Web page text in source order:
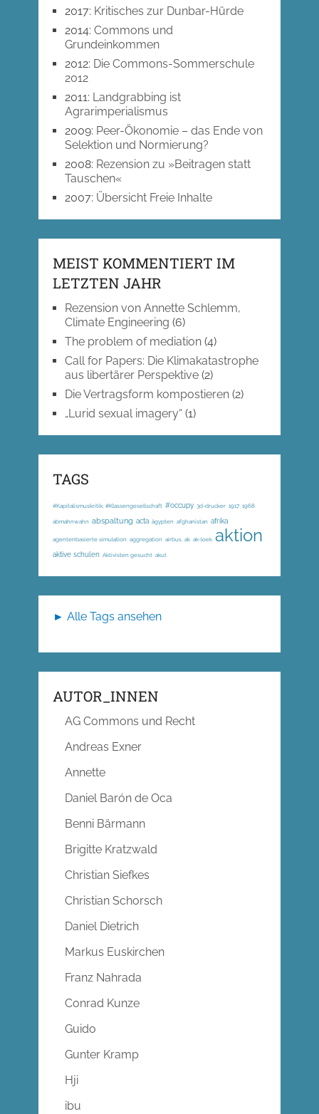
2017: Kritisches zur Dunbar-Hürde
2014: Commons und
Grundeinkommen
2012: Die Commons-Sommerschule
2012
2011: Landgrabbing ist
Agrarimperialismus
2009: Peer-Ökonomie – das Ende von
Selektion und Normierung?
2008: Rezension zu »Beitragen statt
Tauschen«
2007: Übersicht Freie Inhalte
MEIST KOMMENTIERT IM
LETZTEN JAHR
Rezension von Annette Schlemm,
Climate Engineering (6)
The problem of mediation(4)
Call for Papers: Die Klimakatastrophe
aus libertärer Perspektive(2)
Die Vertragsform kompostieren(2)
„Lurid sexual imagery“ (1)
TAGS
#Kapitalismuskritik; #Klassengesellschaft #occupy 3d-drucker 1917 1968
abmahnwahn abspaltung acta ägypten afghanistan afrika
agentenbasierte simulation aggregation airbus ak ak-loek aktion
aktive schulen Aktivisten gesucht akut
► Alle Tags ansehen
AUTOR_INNEN
AG Commons und Recht
Andreas Exner
Annette
Daniel Barón de Oca
Benni Bärmann
Brigitte Kratzwald
Christian Siefkes
Christian Schorsch
Daniel Dietrich
Markus Euskirchen
Franz Nahrada
Conrad Kunze
Guido
Gunter Kramp
Hji
ibu